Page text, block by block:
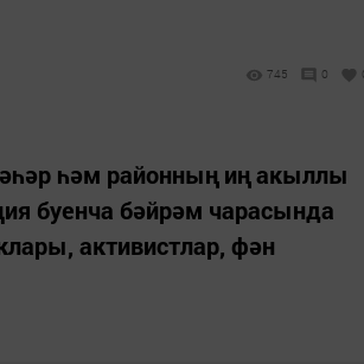
745 0
һәм районның иң акыллы
буенча бәйрәм чарасында
активистлар, фән